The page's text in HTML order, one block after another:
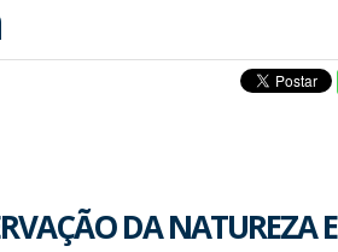
DA NATUREZA E